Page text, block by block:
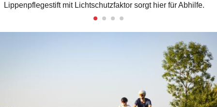
Lippenpflegestift mit Lichtschutzfaktor sorgt hier für Abhilfe.